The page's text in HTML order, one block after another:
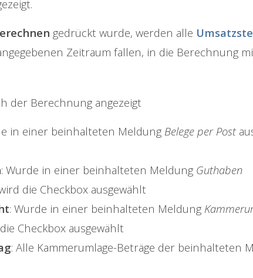
gedrückt wurde, werden alle
Zeitraum fallen, in die Berechnung
der Berechnung angezeigt
in einer beinhalteten Meldung Belege per Post
: Wurde in einer beinhalteten Meldung Guthaben
die Checkbox ausgewählt
: Wurde in einer beinhalteten Meldung
Checkbox ausgewählt
: Alle Kammerumlage-Beträge der beinhalteten